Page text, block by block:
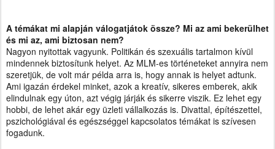
A témákat mi alapján válogatjátok össze? Mi az ami bekerülhet
és mi az, ami biztosan nem?
Nagyon nyitottak vagyunk. Politikán és szexuális tartalmon kívül
mindennek biztosítunk helyet. Az MLM-es történeteket annyira nem
szeretjük, de volt már példa arra is, hogy annak is helyet adtunk.
Ami igazán érdekel minket, azok a kreatív, sikeres emberek, akik
elindulnak egy úton, azt végig járják és sikerre viszik. Ez lehet egy
hobbi, de lehet akár egy üzleti vállalkozás is. Divattal, építészettel,
pszichológiával és egészséggel kapcsolatos témákat is szívesen
fogadunk.